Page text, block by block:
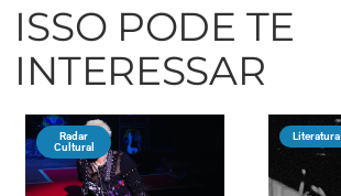
ISSO PODE TE
INTERESSAR
Radar
Cultural
Literatura